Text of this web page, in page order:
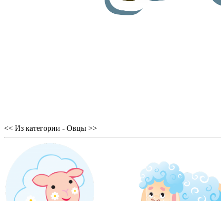
<< Из категории - Овцы >>